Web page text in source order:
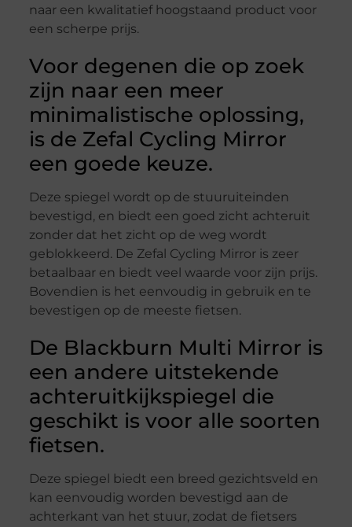
naar een kwalitatief hoogstaand product voor
een scherpe prijs.
Voor degenen die op zoek
zijn naar een meer
minimalistische oplossing,
is de Zefal Cycling Mirror
een goede keuze.
Deze spiegel wordt op de stuuruiteinden
bevestigd, en biedt een goed zicht achteruit
zonder dat het zicht op de weg wordt
geblokkeerd. De Zefal Cycling Mirror is zeer
betaalbaar en biedt veel waarde voor zijn prijs.
Bovendien is het eenvoudig in gebruik en te
bevestigen op de meeste fietsen.
De Blackburn Multi Mirror is
een andere uitstekende
achteruitkijkspiegel die
geschikt is voor alle soorten
fietsen.
Deze spiegel biedt een breed gezichtsveld en
kan eenvoudig worden bevestigd aan de
achterkant van het stuur, zodat de fietsers